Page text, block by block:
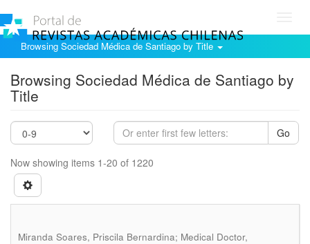
Browsing Sociedad Médica de Santiago by Title
Browsing Sociedad Médica de Santiago by
Title
Go
Now showing items 1-20 of 1220
Miranda Soares, Priscila Bernardina; Medical Doctor,